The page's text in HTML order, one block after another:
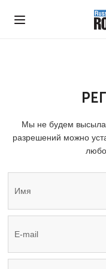
Мы не будем
разрешений можно